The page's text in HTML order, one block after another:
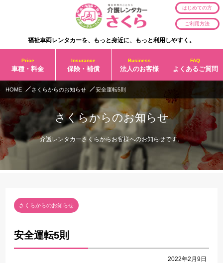
福祉車両レンタカーを、もっと身近に、もっと利用しやすく。
はじめての方
ご利用方法
Price
車種・料金
Insurance
保険・補償
Business
法人のお客様
FAQ
よくあるご質問
HOME さくらからのお知らせ 安全運転5則
さくらからのお知らせ
介護レンタカーさくらからお客様へのお知らせです。
さくらからのお知らせ
安全運転5則
2022年2月9日